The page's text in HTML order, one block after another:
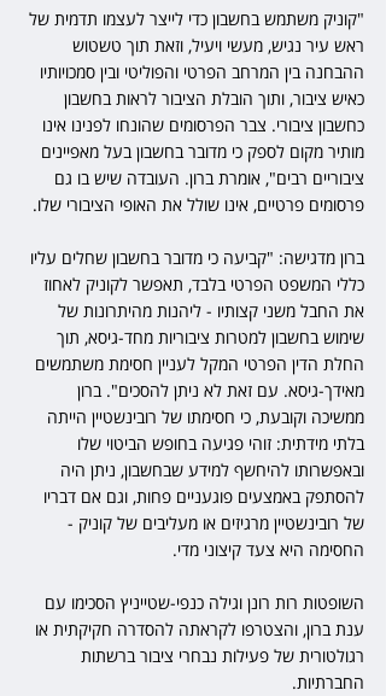
"קוניק משתמש בחשבון כדי לייצר לעצמו תדמית של
ראש עיר נגיש, מעשי ויעיל, וזאת תוך טשטוש
ההבחנה בין המרחב הפרטי והפוליטי ובין סמכויותיו
כאיש ציבור, ותוך הובלת הציבור לראות בחשבון
כחשבון ציבורי. צבר הפרסומים שהונחו לפנינו אינו
מותיר מקום לספק כי מדובר בחשבון בעל מאפיינים
ציבוריים רבים", אומרת ברון. העובדה שיש בו גם
פרסומים פרטיים, אינו שולל את האופי הציבורי שלו.
ברון מדגישה: "קביעה כי מדובר בחשבון שחלים עליו
כללי המשפט הפרטי בלבד, תאפשר לקוניק לאחוז
את החבל משני קצותיו - ליהנות מהיתרונות של
שימוש בחשבון למטרות ציבוריות מחד-גיסא, תוך
החלת הדין הפרטי המקל לעניין חסימת משתמשים
מאידך-גיסא. עם זאת לא ניתן להסכים". ברון
ממשיכה וקובעת, כי חסימתו של רובינשטיין הייתה
בלתי מידתית: זוהי פגיעה בחופש הביטוי שלו
ובאפשרותו להיחשף למידע שבחשבון, ניתן היה
להסתפק באמצעים פוגעניים פחות, וגם אם דבריו
של רובינשטיין מרגיזים או מעליבים של קוניק -
החסימה היא צעד קיצוני מדי.
השופטות רות רונן וגילה כנפי-שטייניץ הסכימו עם
ענת ברון, והצטרפו לקראתה להסדרה חקיקתית או
רגולטורית של פעילות נבחרי ציבור ברשתות
החברתיות.